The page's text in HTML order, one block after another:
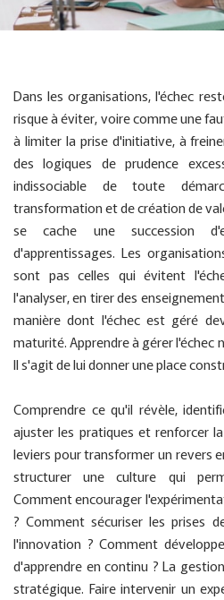
Dans les organisations, l'échec
risque à éviter, voire comme une
à limiter la prise d'initiative, à
des logiques de prudence
indissociable de toute
transformation et de création de
se cache une succession
d'apprentissages. Les
sont pas celles qui évitent
l'analyser, en tirer des
manière dont l'échec est géré
maturité. Apprendre à gérer l'échec
Il s'agit de lui donner une place
Comprendre ce qu'il révèle,
ajuster les pratiques et renforcer
leviers pour transformer un revers
structurer une culture qui
Comment encourager
? Comment sécuriser les prises
l'innovation ? Comment
d'apprendre en continu ? La
stratégique. Faire intervenir un